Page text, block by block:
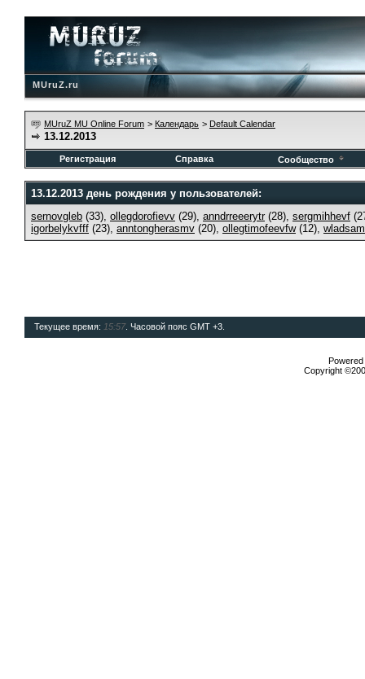
MUruZ.ru
MUruZ MU Online Forum > Календарь > Default Calendar
13.12.2013
Регистрация Справка Сообщество
13.12.2013 день рождения у пользователей:
sernovgleb (33), ollegdorofievv (29), anndrreeerytr(28), sergmihhevf
igorbelykvfff (23), anntongherasmv (20), ollegtimofeevfw(12),
Текущее время: 15:57. Часовой пояс GMT +3.
Copyright